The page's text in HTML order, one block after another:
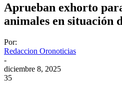
Aprueban exhorto
animales en situación
Por:
Redaccion Oronoticias
-
diciembre 8, 2025
35